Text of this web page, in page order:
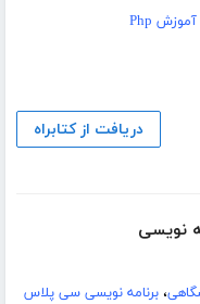
آموزش Php
دریافت از کتابراه
نویسی
،برنامه نویسی سی پلاس